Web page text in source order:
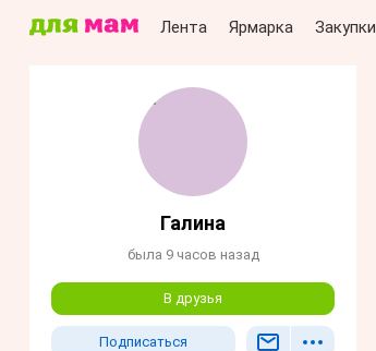
Лента Ярмарка Закупки
Галина
была 9 часов назад
В друзья
Подписаться